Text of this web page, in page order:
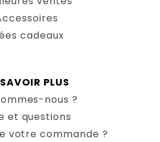
cadeaux
PLUS
nous ?
et questions
votre commande ?